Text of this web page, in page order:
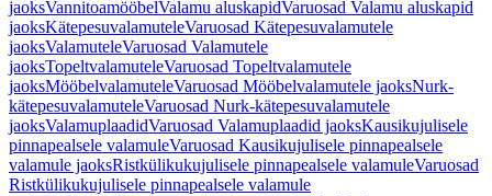
jaoksVannitoamööbelValamu aluskapidVaruosad Valamu aluskapid
jaoksKätepesuvalamuteleVaruosad Kätepesuvalamutele
jaoksValamuteleVaruosad Valamutele
jaoksTopeltvalamuteleVaruosad Topeltvalamutele
jaoksMööbelvalamuteleVaruosad Mööbelvalamutele jaoksNurk-
kätepesuvalamuteleVaruosad Nurk-kätepesuvalamutele
jaoksValamuplaadidVaruosad Valamuplaadid jaoksKausikujulisele
pinnapealsele valamuleVaruosad Kausikujulisele pinnapealsele
valamule jaoksRistkülikukujulisele pinnapealsele valamuleVaruosad
Ristkülikukujulisele pinnapealsele valamule